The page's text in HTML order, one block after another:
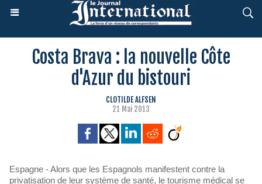
Costa Brava : la nouvelle Côte
d'Azur du bistouri
CLOTILDE ALFSEN
21 Mai 2013
Espagne - Alors que les Espagnols manifestent contre la
privatisation de leur système de santé, le tourisme médical se